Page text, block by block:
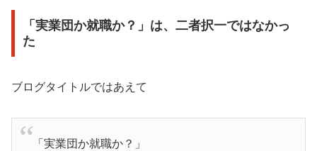
「実業団か就職か？」は、二者択一ではなかっ
た
ブログタイトルではあえて
「実業団か就職か？」